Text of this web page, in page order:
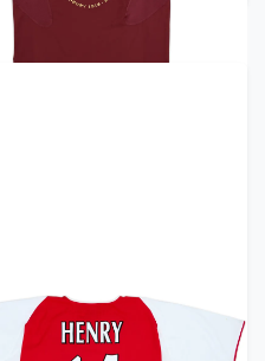
04 Arsenal Home Shirt
Henry #14 - 8/10 - (L)